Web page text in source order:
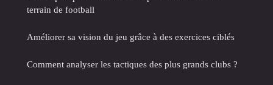
terrain de football
Améliorer sa vision du jeu grâce à des exercices ciblés
Comment analyser les tactiques des plus grands clubs ?